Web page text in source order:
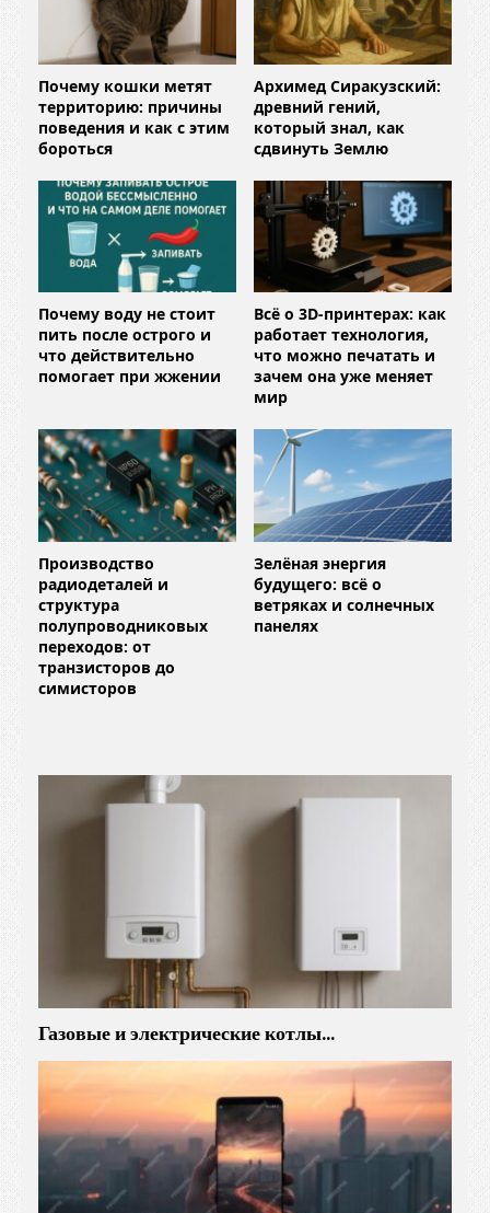
Почему кошки метят
территорию: причины
поведения и как с этим
бороться
Архимед Сиракузский:
древний гений,
который знал, как
сдвинуть Землю
Почему воду не стоит
пить после острого и
что действительно
помогает при жжении
Всё о 3D-принтерах: как
работает технология,
что можно печатать и
зачем она уже меняет
мир
Производство
радиодеталей и
структура
полупроводниковых
переходов: от
транзисторов до
симисторов
Зелёная энергия
будущего: всё о
ветряках и солнечных
панелях
Газовые и электрические котлы…